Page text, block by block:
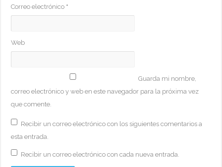
Correo electrónico *
Web
Guarda mi nombre,
correo electrónico y web en este navegador para la próxima vez
que comente.
Recibir un correo electrónico con los siguientes comentarios a
esta entrada.
Recibir un correo electrónico con cada nueva entrada.